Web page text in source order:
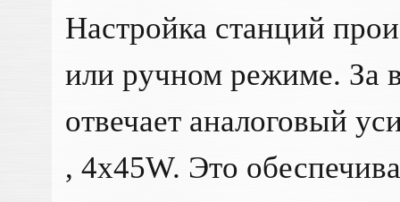
Настройка станций
или ручном режиме. За
отвечает аналоговый
, 4x45W. Это